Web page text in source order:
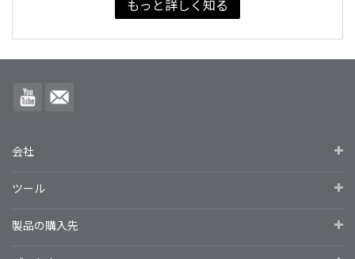
もっと詳しく知る
会社
ツール
製品の購入先